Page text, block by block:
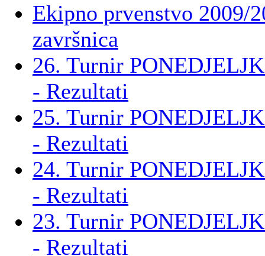
Ekipno prvenstvo 2009/
završnica
26. Turnir
- Rezultati
25. Turnir
- Rezultati
24. Turnir
- Rezultati
23. Turnir
- Rezultati